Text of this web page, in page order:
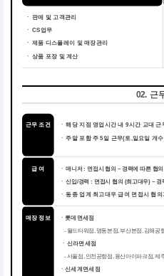
ㆍ 판매 및 고객관리
ㆍ CS업무
ㆍ 제품 디스플레이 및 매장관리
ㆍ 상품 포장 및 계산
02. 근
근무 조건 ㆍ 해당 지점 영업시간 내 9시간 교대 근
ㆍ주말 포함 주 5일 근무(토,일요일 개
급 여 ㆍ 매니저 : 면접시 협의 ~ 경력에 따른 협
ㆍ 신입/경력 : 면접시 협의 (최고대우) ~ 경
ㆍ 동종 업계 최고대우 급여 면접시 협의
매장 정보 ㆍ롯데면세점
- 월드타워점, 명동본점, 부산본점, 김해공
ㆍ신라면세점
- 서울점, 인천공항점, 용산아이파크점, 제
ㆍ신세계면세점